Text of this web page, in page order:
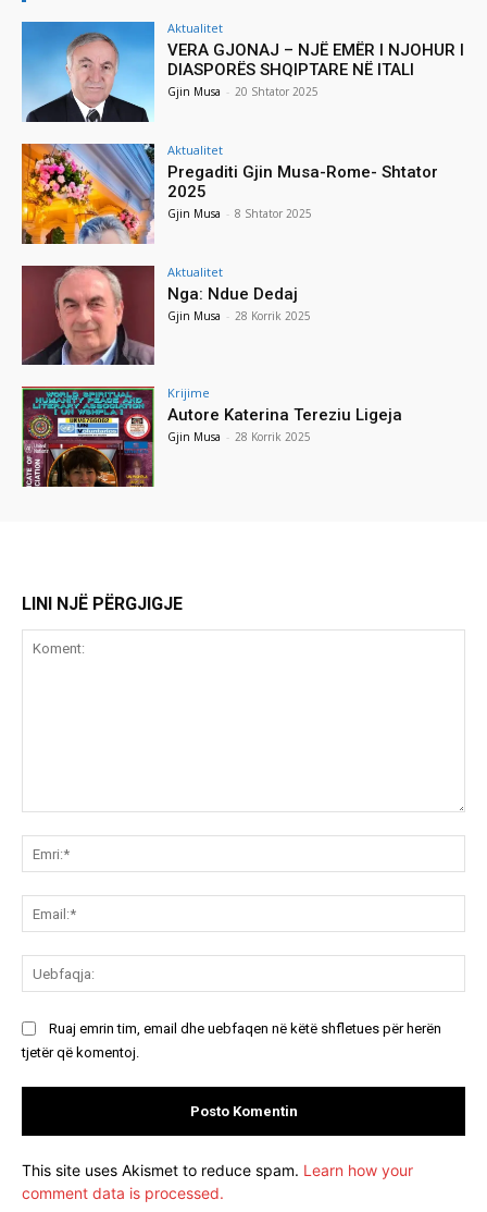
Aktualitet
VERA GJONAJ – NJË EMËR I NJOHUR I
DIASPORËS SHQIPTARE NË ITALI
Gjin Musa - 20 Shtator 2025
Aktualitet
Pregaditi Gjin Musa-Rome- Shtator
2025
Gjin Musa - 8 Shtator 2025
Aktualitet
Nga: Ndue Dedaj
Gjin Musa - 28 Korrik 2025
Krijime
Autore Katerina Tereziu Ligeja
Gjin Musa - 28 Korrik 2025
LINI NJË PËRGJIGJE
Ruaj emrin tim, email dhe uebfaqen në këtë shfletues për herën
tjetër që komentoj.
This site uses Akismet to reduce spam. Learn how your
comment data is processed.